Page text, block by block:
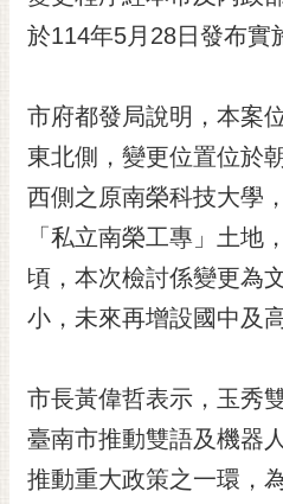
螢
光
桐
花
祭
站
導
覽
訂
閱
RSS
訂
於114年5月28日發布實
市府都發局說明，本案
東北側，變更位置位於
西側之原南榮科技大學
「私立南榮工專」土地
頃，本次檢討係變更為
小，未來再增設國中及高
市長黃偉哲表示，玉秀
臺南市推動雙語及機器
推動重大政策之一環，